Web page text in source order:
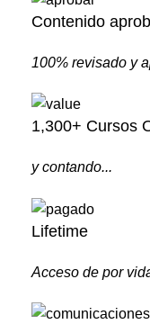
Contenido
100% revisado y
1,300+ Cursos
y contando...
Lifetime
Acceso de por